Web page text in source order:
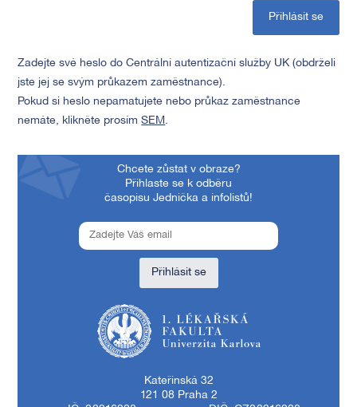
Přihlásit se
Zadejte své heslo do Centrální autentizační služby UK (obdrželi
jste jej se svým průkazem zaměstnance).
Pokud si heslo nepamatujete nebo průkaz zaměstnance
nemáte, klikněte prosímSEM .
Chcete zůstat v obraze?
Přihlaste se k odběru
časopisu Jednička a infolistů!
Přihlásit se
Kateřinská 32
121 08 Praha 2